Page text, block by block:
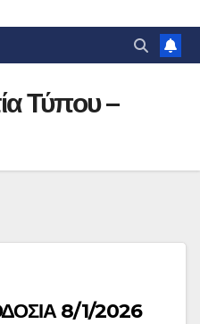
Τύπου –
8/1/2026